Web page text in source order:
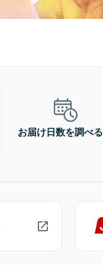
お届け日数を調べる